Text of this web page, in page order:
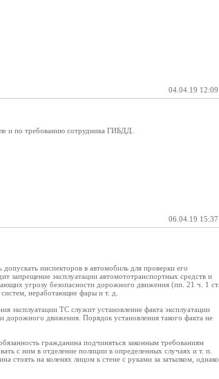
04.04.19 12:09
и по требованию сотрудника ГИБДД.
06.04.19 15:37
инспекторов в автомобиль для проверки его
запрещение эксплуатации автомототранспортных средств и
угрозу безопасности дорожного движения (пп. 21 ч. 1 ст.
неработающие фары и т. д.
ТС служит установление факта эксплуатации
дорожного движения. Порядок установления такого факта не
гражданина подчиняться законным требованиям
с ним в отделение полиции в определенных случаях и т. п.
стоять на коленях лицом к стене с руками за затылком, однако